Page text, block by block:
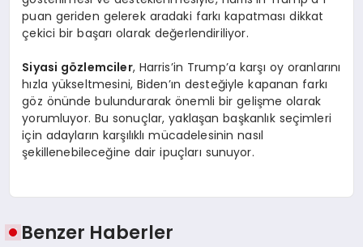
puan geriden gelerek aradaki farkı kapatması dikkat
çekici bir başarı olarak değerlendiriliyor.
Siyasi gözlemciler, Harris’in Trump’a karşı oy oranlarını
hızla yükseltmesini, Biden’ın desteğiyle kapanan farkı
göz önünde bulundurarak önemli bir gelişme olarak
yorumluyor. Bu sonuçlar, yaklaşan başkanlık seçimleri
için adayların karşılıklı mücadelesinin nasıl
şekillenebileceğine dair ipuçları sunuyor.
Benzer Haberler